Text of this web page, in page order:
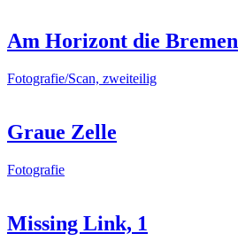
Am Horizont die Bremen
Fotografie/Scan, zweiteilig
Graue Zelle
Fotografie
Missing Link, 1